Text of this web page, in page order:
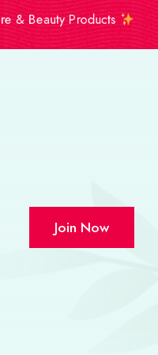
& Beauty Products
Join Now